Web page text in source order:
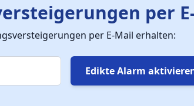
per
per E-Mail erhalten:
Edikte Alarm